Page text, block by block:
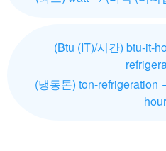
(Btu (IT)/시간) btu-it-
(냉동톤) ton-refrigeration
hour